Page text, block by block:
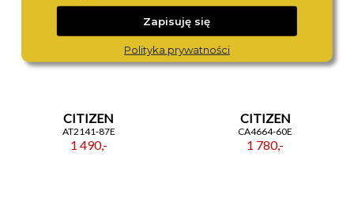
CITIZEN
AT2141-87E
1 490,-
CITIZEN
CA4664-60E
1 780,-
Zapisuję się
Polityka prywatności